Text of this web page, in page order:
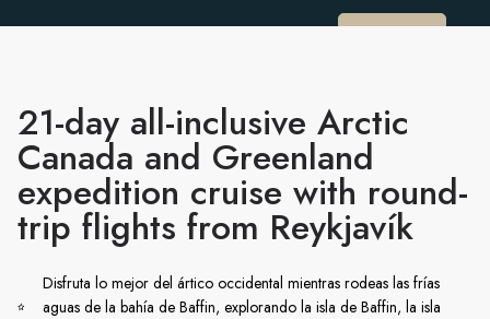
21-day all-inclusive Arctic
Canada and Greenland
expedition cruise with round-
trip flights from Reykjavík
Disfruta lo mejor del ártico occidental mientras rodeas las frías
aguas de la bahía de Baffin, explorando la isla de Baffin, la isla